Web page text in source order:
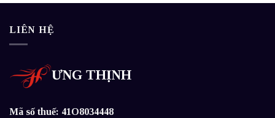
LIÊN HỆ
ƯNG THỊNH
Mã số thuế: 41O8034448